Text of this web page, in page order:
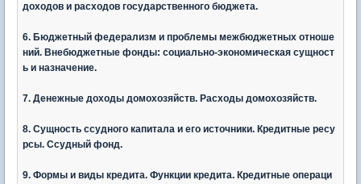
доходов и расходов государственного бюджета.
6. Бюджетный федерализм и проблемы межбюджетных отноше
ний. Внебюджетные фонды: социально-экономическая сущност
ь и назначение.
7. Денежные доходы домохозяйств. Расходы домохозяйств.
8. Сущность ссудного капитала и его источники. Кредитные ресу
рсы. Ссудный фонд.
9. Формы и виды кредита. Функции кредита. Кредитные операци